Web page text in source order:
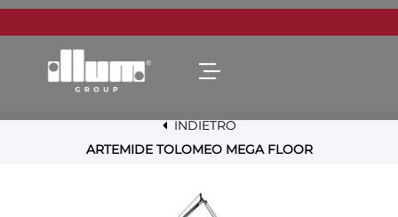
Open menu
INDIETRO
ARTEMIDE TOLOMEO MEGA FLOOR